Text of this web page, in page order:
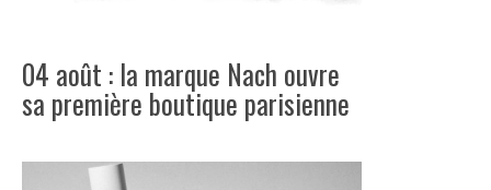
04 août : la marque Nach ouvre
sa première boutique parisienne